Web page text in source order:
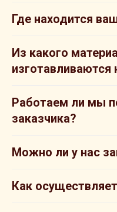
Где находится
Из какого
Работаем ли мы
заказчика?
Можно ли у нас
Как